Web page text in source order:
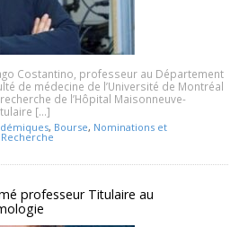
Costantino, professeur au Département
de médecine de l’Université de Montréal
de l’Hôpital Maisonneuve-
[…]
, Bourse, Nominations et
Recherche
professeur Titulaire au